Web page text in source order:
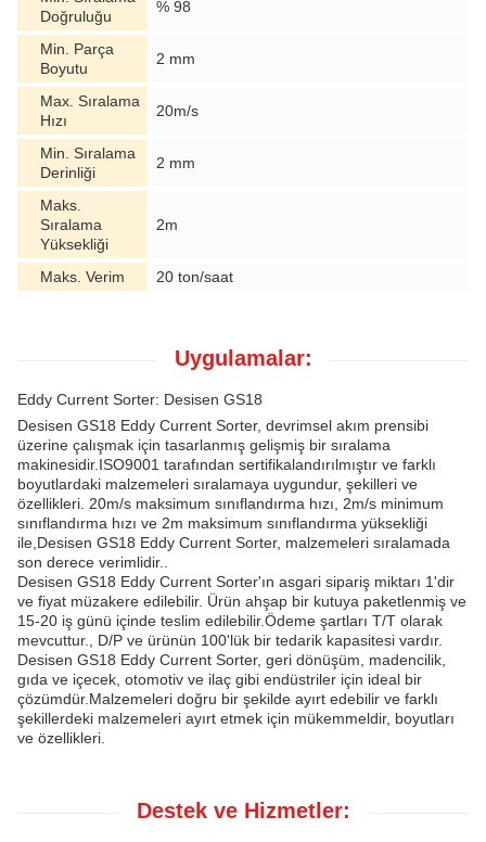
Doğruluğu
% 98
Min. Parça
Boyutu
2 mm
Max. Sıralama
Hızı
20m/s
Min. Sıralama
Derinliği
2 mm
Maks.
Sıralama
Yüksekliği
2m
Maks. Verim 20 ton/saat
Uygulamalar:
Eddy Current Sorter: Desisen GS18
Desisen GS18 Eddy Current Sorter, devrimsel akım prensibi
üzerine çalışmak için tasarlanmış gelişmiş bir sıralama
makinesidir.ISO9001 tarafından sertifikalandırılmıştır ve farklı
boyutlardaki malzemeleri sıralamaya uygundur, şekilleri ve
özellikleri. 20m/s maksimum sınıflandırma hızı, 2m/s minimum
sınıflandırma hızı ve 2m maksimum sınıflandırma yüksekliği
ile,Desisen GS18 Eddy Current Sorter, malzemeleri sıralamada
son derece verimlidir..
Desisen GS18 Eddy Current Sorter'ın asgari sipariş miktarı 1'dir
ve fiyat müzakere edilebilir. Ürün ahşap bir kutuya paketlenmiş ve
15-20 iş günü içinde teslim edilebilir.Ödeme şartları T/T olarak
mevcuttur., D/P ve ürünün 100'lük bir tedarik kapasitesi vardır.
Desisen GS18 Eddy Current Sorter, geri dönüşüm, madencilik,
gıda ve içecek, otomotiv ve ilaç gibi endüstriler için ideal bir
çözümdür.Malzemeleri doğru bir şekilde ayırt edebilir ve farklı
şekillerdeki malzemeleri ayırt etmek için mükemmeldir, boyutları
ve özellikleri.
Destek ve Hizmetler: